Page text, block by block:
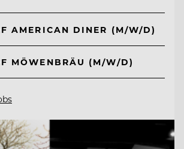
AMERICAN DINER (M/W/D)
MÖWENBRÄU (M/W/D)